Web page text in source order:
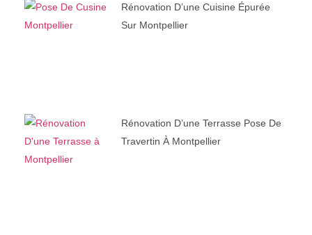
Rénovation D’une Cuisine Épurée
Sur Montpellier
Rénovation D’une Terrasse Pose De
Travertin À Montpellier